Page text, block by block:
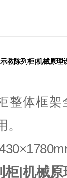
示教陈列柜|机械原理
整体框
柜|机械